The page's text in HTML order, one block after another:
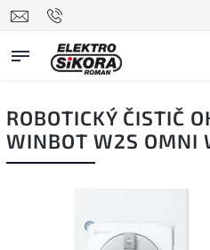
ROBOTICKÝ ČISTIČ
WINBOT W2S OMNI